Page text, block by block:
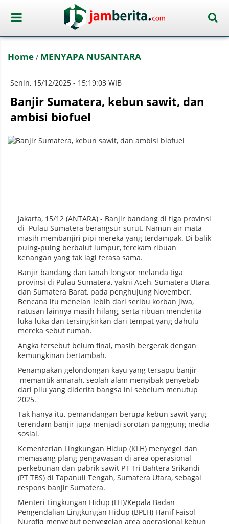
Home / MENYAPA NUSANTARA
Senin, 15/12/2025 - 15:19:03 WIB
Banjir Sumatera, kebun sawit, dan
ambisi biofuel
Jakarta, 15/12 (ANTARA) - Banjir bandang di tiga provinsi
di Pulau Sumatera berangsur surut. Namun air mata
masih membanjiri pipi mereka yang terdampak. Di balik
puing-puing berbalut lumpur, terekam ribuan
kenangan yang tak lagi terasa sama.
Banjir bandang dan tanah longsor melanda tiga
provinsi di Pulau Sumatera, yakni Aceh, Sumatera Utara,
dan Sumatera Barat, pada penghujung November.
Bencana itu menelan lebih dari seribu korban jiwa,
ratusan lainnya masih hilang, serta ribuan menderita
luka-luka dan tersingkirkan dari tempat yang dahulu
mereka sebut rumah.
Angka tersebut belum final, masih bergerak dengan
kemungkinan bertambah.
Penampakan gelondongan kayu yang tersapu banjir
memantik amarah, seolah alam menyibak penyebab
dari pilu yang diderita bangsa ini sebelum menutup
2025.
Tak hanya itu, pemandangan berupa kebun sawit yang
terendam banjir juga menjadi sorotan panggung media
sosial.
Kementerian Lingkungan Hidup (KLH) menyegel dan
memasang plang pengawasan di area operasional
perkebunan dan pabrik sawit PT Tri Bahtera Srikandi
(PT TBS) di Tapanuli Tengah, Sumatera Utara, sebagai
respons banjir Sumatera.
Menteri Lingkungan Hidup (LH)/Kepala Badan
Pengendalian Lingkungan Hidup (BPLH) Hanif Faisol
Nurofiq menyebut penyegelan area operasional kebun